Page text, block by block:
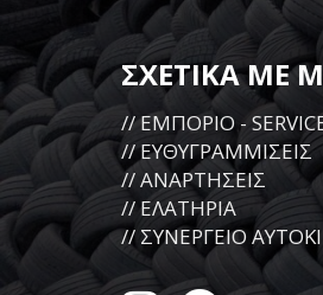
ΣΧΕΤΙΚΑ ΜΕ
// ΕΜΠΟΡΙΟ -
// ΕΥΘΥΓΡΑΜΜΙΣΕΙΣ
// ΑΝΑΡΤΗΣΕΙΣ
// ΕΛΑΤΗΡΙΑ
// ΣΥΝΕΡΓΕΙΟ